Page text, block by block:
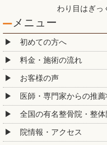
わり目はぎっ
メニュー
初めての方へ
料金・施術の流れ
お客様の声
医師・専門家からの推薦
全国の有名整骨院・整
院情報・アクセス